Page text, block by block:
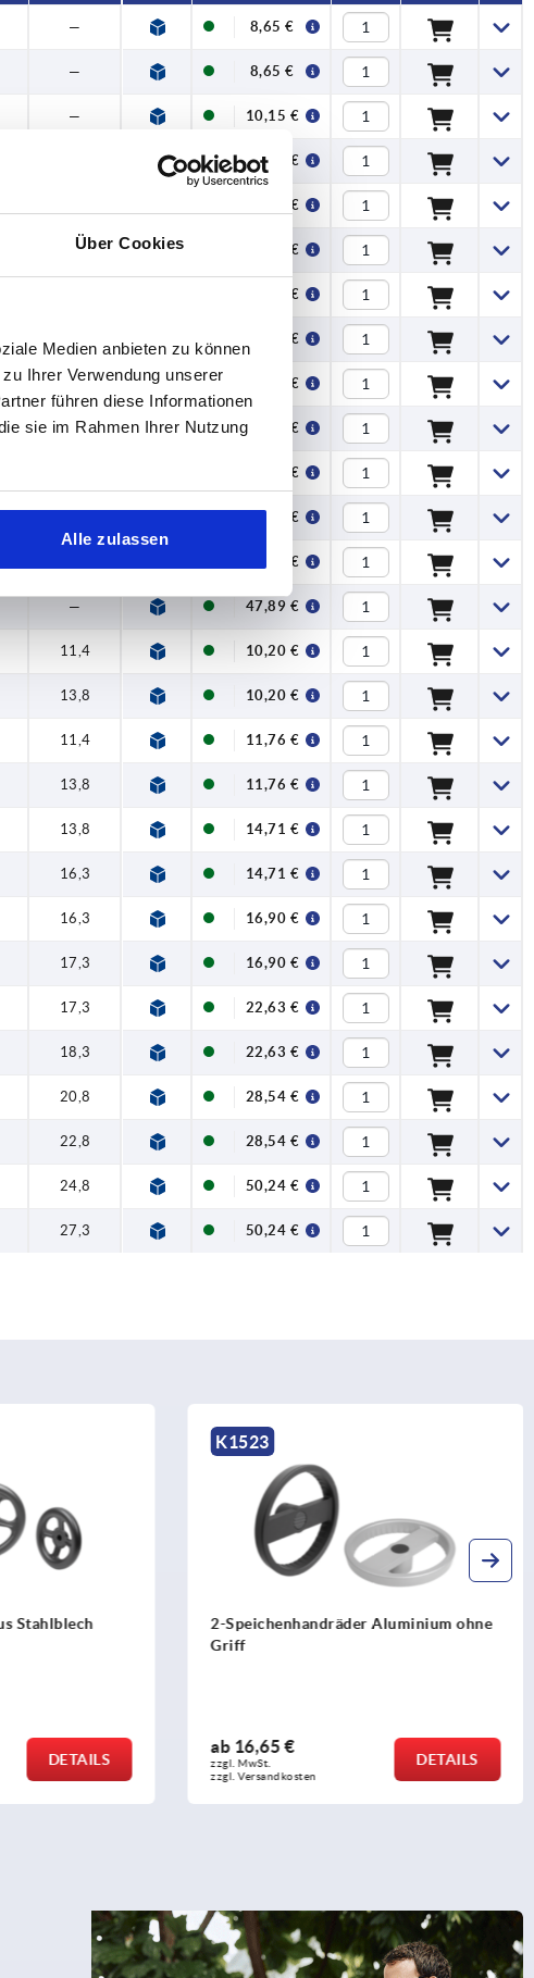
Über Cookies
Medien anbieten zu können
Ihrer Verwendung unserer
führen diese Informationen
sie im Rahmen Ihrer Nutzung
Alle zulassen
— 8,65 €
— 8,65 €
— 10,15 €
10,15 €
13,03 €
— 13,03 €
15,21 €
15,21 €
— 20,91 €
— 20,91 €
26,71 €
26,71 €
47,89 €
— 47,89 €
11,4 10,20 €
13,8 10,20 €
11,4 11,76 €
13,8 11,76 €
13,8 14,71 €
16,3 14,71 €
16,3 16,90 €
17,3 16,90 €
17,3 22,63 €
18,3 22,63 €
20,8 28,54 €
22,8 28,54 €
24,8 50,24 €
27,3 50,24 €
Stahlblech
DETAILS
K1523
2-Speichenhandräder Aluminium ohne
Griff
ab 16,65 €
zzgl. MwSt.
zzgl. Versandkosten
DETAILS